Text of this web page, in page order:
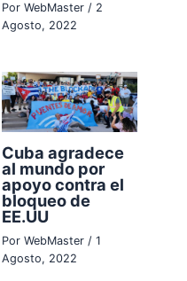
Por WebMaster / 2
Agosto, 2022
Cuba agradece
al mundo por
apoyo contra el
bloqueo de
EE.UU
Por WebMaster / 1
Agosto, 2022